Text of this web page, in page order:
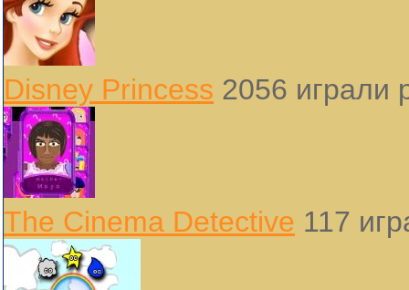
Disney Princess 2056 играли
The Cinema Detective 117